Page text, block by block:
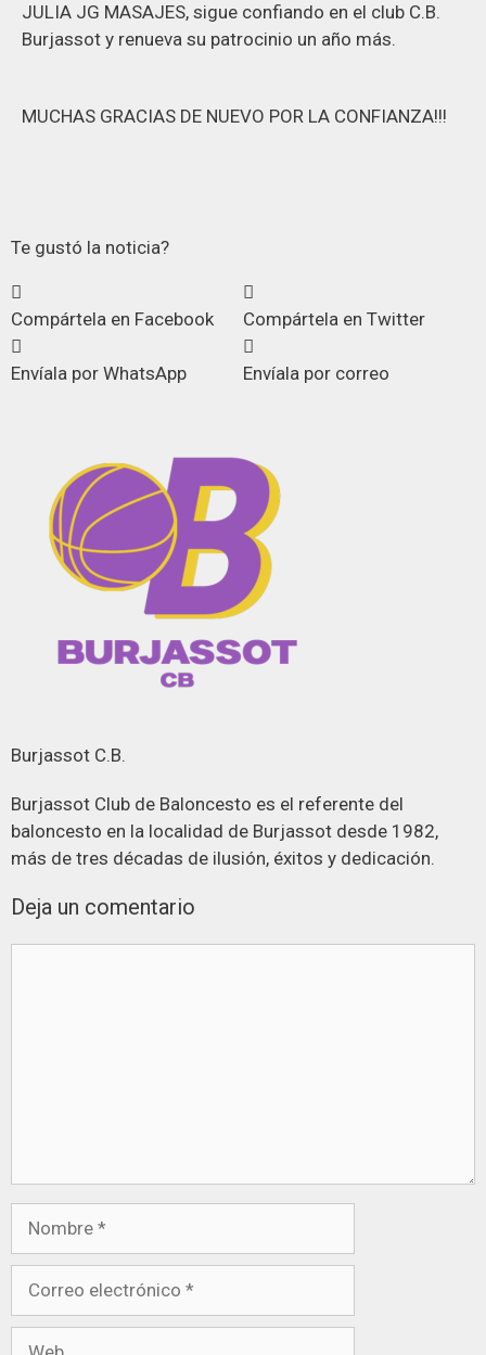
JULIA JG MASAJES, sigue confiando en el club C.B.
Burjassot y renueva su patrocinio un año más.
MUCHAS GRACIAS DE NUEVO POR LA CONFIANZA!!!
Te gustó la noticia?
Compártela en Facebook Compártela en Twitter
Envíala por WhatsApp Envíala por correo
Burjassot C.B.
Burjassot Club de Baloncesto es el referente del
baloncesto en la localidad de Burjassot desde 1982,
más de tres décadas de ilusión, éxitos y dedicación.
Deja un comentario